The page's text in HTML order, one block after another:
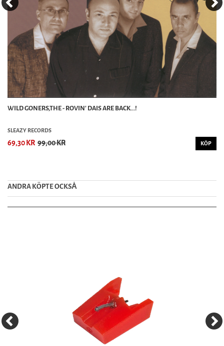
WILD GONERS,THE - ROVIN' DAIS ARE BACK...!
SLEAZY RECORDS
69,30 KR 99,00 KR KÖP
ANDRA KÖPTE OCKSȦ